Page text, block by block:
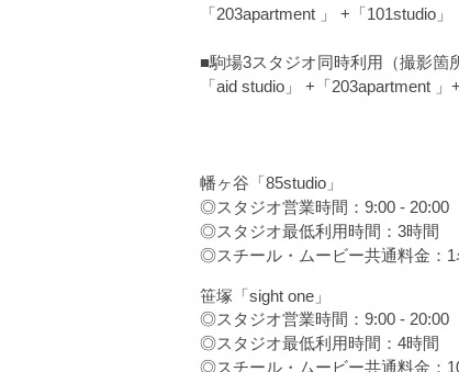
「203apartment 」 +「101studio
■駒場3スタジオ同時利用（撮影箇
「aid studio」 +「203apartment
幡ヶ谷「85studio」
◎スタジオ営業時間：9:00 - 20:00
◎スタジオ最低利用時間：3時間
◎スチール・ムービー共通料金：1
笹塚「sight one」
◎スタジオ営業時間：9:00 - 20:00
◎スタジオ最低利用時間：4時間
◎スチール・ムービー共通料金：